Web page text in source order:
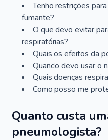
Tenho restrições
fumante?
O que devo evitar
respiratórias?
Quais os efeitos da
Quando devo usar o
Quais doenças
Como posso me
Quanto custa
pneumologista?